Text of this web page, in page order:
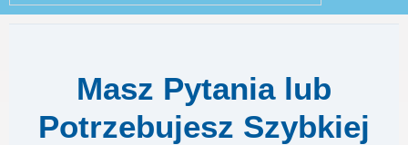
Masz Pytania lub
Potrzebujesz Szybkiej